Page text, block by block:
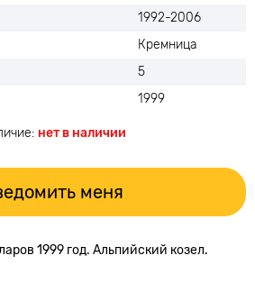
1992-2006
Кремница
5
1999
нет в наличии
меня
1999 год. Альпийский козел.